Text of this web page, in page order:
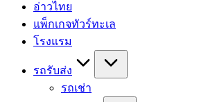
อ่าวไทย
แพ็กเกจทัวร์ทะเล
โรงแรม
รถรับส่ง
รถเช่า